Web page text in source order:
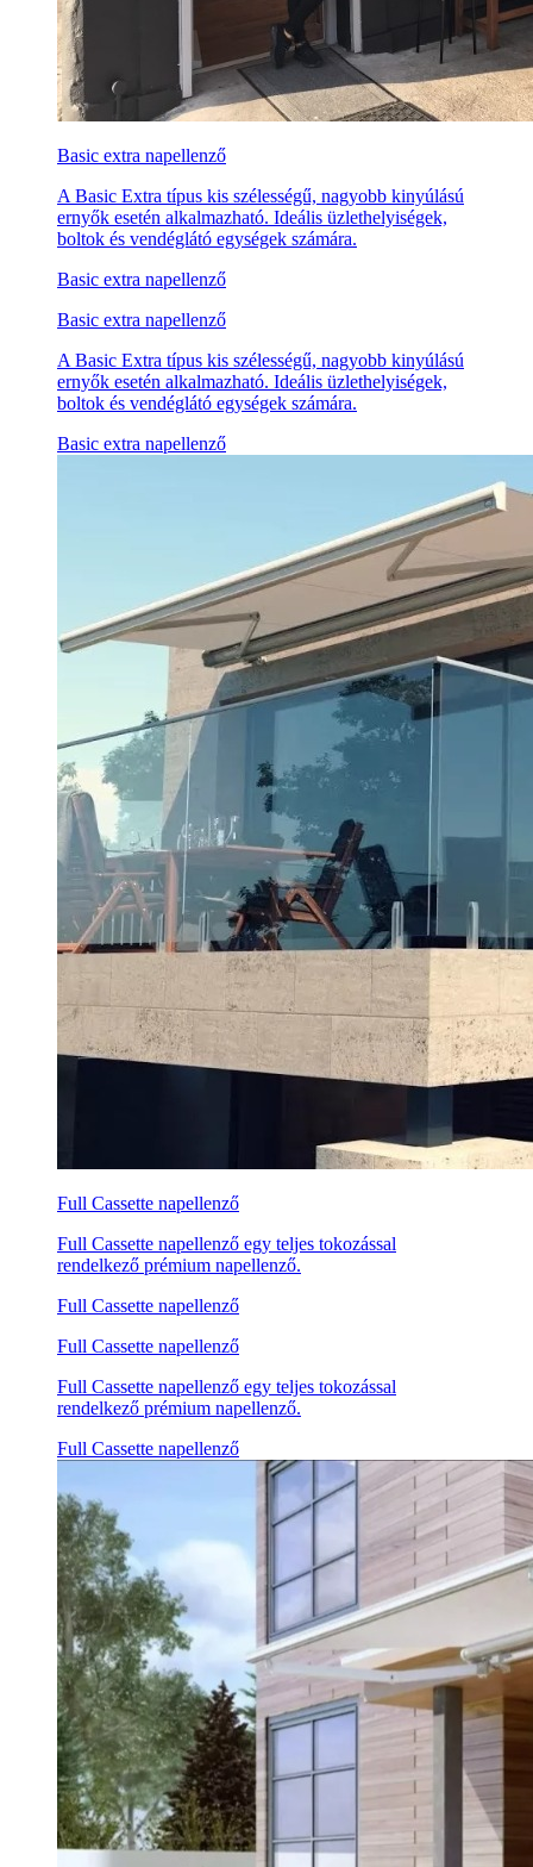
Basic extra napellenző
A Basic Extra típus kis szélességű, nagyobb kinyúlású
ernyők esetén alkalmazható. Ideális üzlethelyiségek,
boltok és vendéglátó egységek számára.
Basic extra napellenző
Basic extra napellenző
A Basic Extra típus kis szélességű, nagyobb kinyúlású
ernyők esetén alkalmazható. Ideális üzlethelyiségek,
boltok és vendéglátó egységek számára.
Basic extra napellenző
Full Cassette napellenző
Full Cassette napellenző egy teljes tokozással
rendelkező prémium napellenző.
Full Cassette napellenző
Full Cassette napellenző
Full Cassette napellenző egy teljes tokozással
rendelkező prémium napellenző.
Full Cassette napellenző